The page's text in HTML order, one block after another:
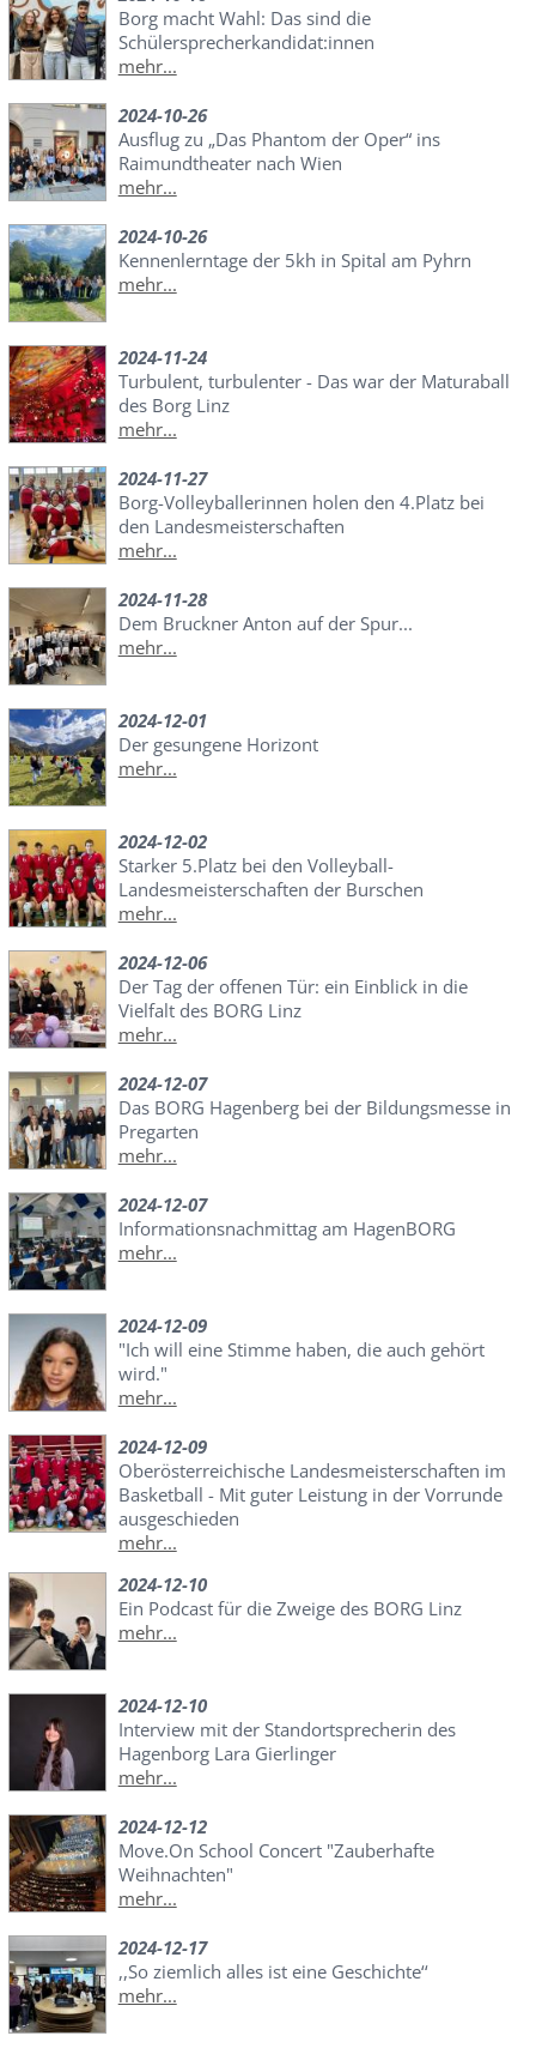
Borg macht Wahl: Das sind die
Schülersprecherkandidat:innen
mehr...
2024-10-26
Ausflug zu „Das Phantom der Oper“ ins
Raimundtheater nach Wien
mehr...
2024-10-26
Kennenlerntage der 5kh in Spital am Pyhrn
mehr...
2024-11-24
Turbulent, turbulenter - Das war der Maturaball
des Borg Linz
mehr...
2024-11-27
Borg-Volleyballerinnen holen den 4.Platz bei
den Landesmeisterschaften
mehr...
2024-11-28
Dem Bruckner Anton auf der Spur...
mehr...
2024-12-01
Der gesungene Horizont
mehr...
2024-12-02
Starker 5.Platz bei den Volleyball-
Landesmeisterschaften der Burschen
mehr...
2024-12-06
Der Tag der offenen Tür: ein Einblick in die
Vielfalt des BORG Linz
mehr...
2024-12-07
Das BORG Hagenberg bei der Bildungsmesse in
Pregarten
mehr...
2024-12-07
Informationsnachmittag am HagenBORG
mehr...
2024-12-09
"Ich will eine Stimme haben, die auch gehört
wird."
mehr...
2024-12-09
Oberösterreichische Landesmeisterschaften im
Basketball - Mit guter Leistung in der Vorrunde
ausgeschieden
mehr...
2024-12-10
Ein Podcast für die Zweige des BORG Linz
mehr...
2024-12-10
Interview mit der Standortsprecherin des
Hagenborg Lara Gierlinger
mehr...
2024-12-12
Move.On School Concert "Zauberhafte
Weihnachten"
mehr...
2024-12-17
,,So ziemlich alles ist eine Geschichte‘‘
mehr...